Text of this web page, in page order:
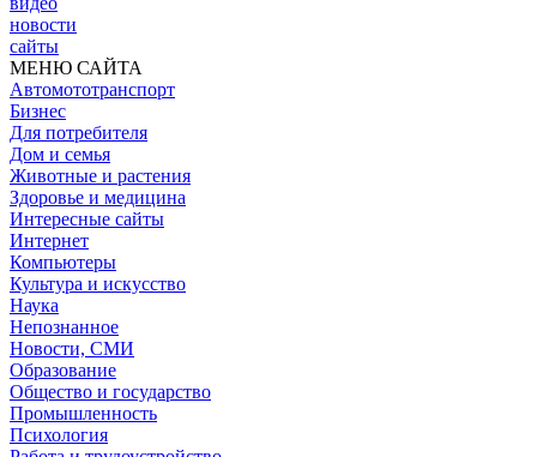
новости
сайты
МЕНЮ САЙТА
Автомототранспорт
Бизнес
Для потребителя
Дом и семья
Животные и растения
Здоровье и медицина
Интересные сайты
Интернет
Компьютеры
Культура и искусство
Наука
Непознанное
Новости, СМИ
Образование
Общество и государство
Промышленность
Психология